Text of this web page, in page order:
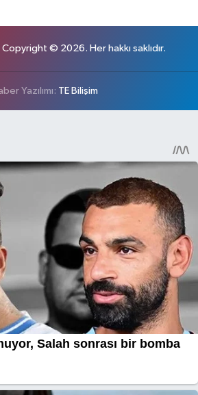
Copyright © 2026. Her hakkı saklıdır.
Yazılımı: TE Bilişim